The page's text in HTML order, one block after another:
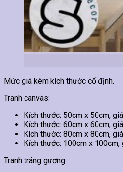
Mức giá kèm kích thước cố định.
Tranh canvas:
Kích thước: 50cm x 50cm,
Kích thước: 60cm x 60cm,
Kích thước: 80cm x 80cm,
Kích thước: 100cm x 100cm,
Tranh tráng gương: